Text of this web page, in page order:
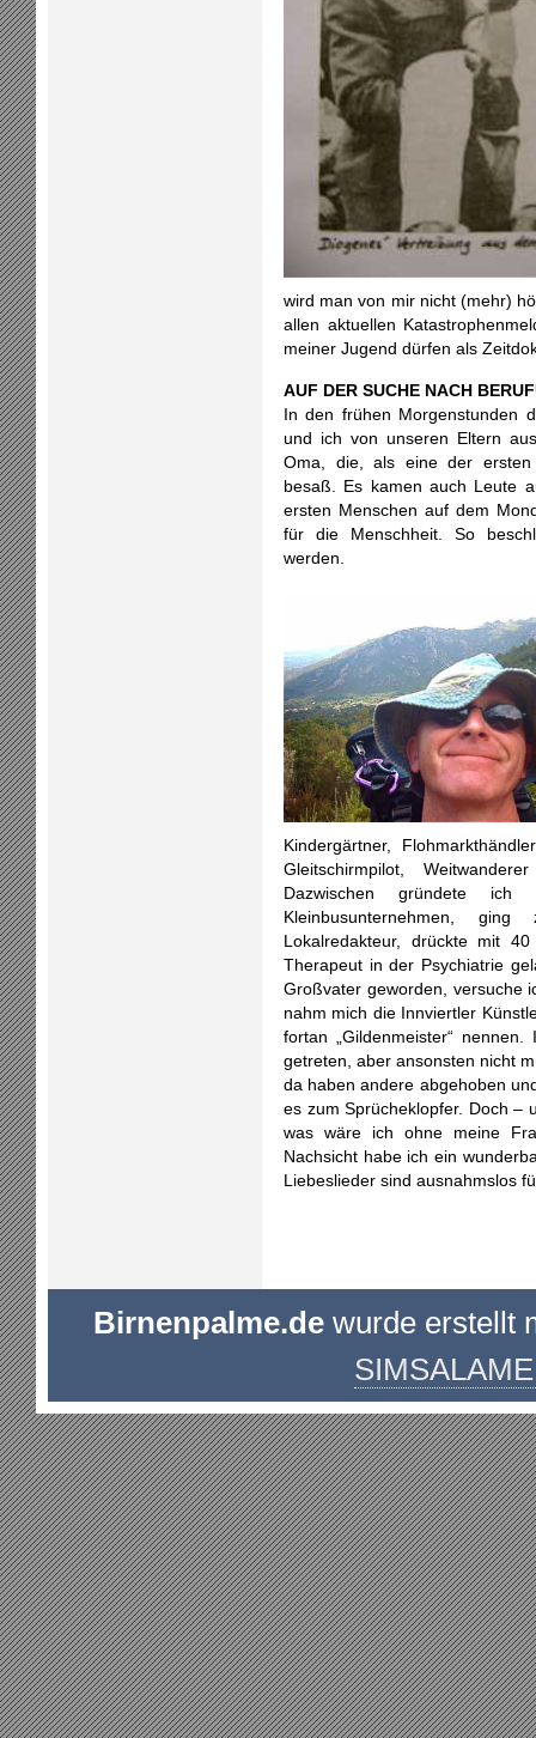
wird man von mir nicht (mehr)
allen aktuellen
meiner Jugend dürfen als
AUF DER SUCHE NACH
In den frühen Morgenstunden
und ich von unseren Eltern
Oma, die, als eine der ersten
besaß. Es kamen auch Leute
ersten Menschen auf dem
für die Menschheit. So
werden.
Kindergärtner,
Gleitschirmpilot,
Dazwischen gründete ich
Kleinbusunternehmen,
Lokalredakteur, drückte mit
Therapeut in der Psychiatrie
Großvater geworden, versuche
nahm mich die Innviertler
fortan „Gildenmeister“
getreten, aber ansonsten nicht
da haben andere abgehoben
es zum Sprücheklopfer. Doch –
was wäre ich ohne meine
Nachsicht habe ich ein
Liebeslieder sind ausnahmslos
Birnenpalme.de wurde erstellt